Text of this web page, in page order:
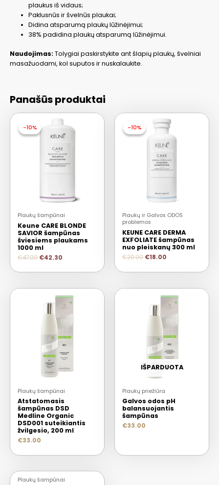
plaukus iš vidaus;
Paklusnūs ir švelnūs plaukai;
Didina atsparumą plaukų lūžinėjimui;
38% padidina plaukų atsparumą lūžinėjimui.
Naudojimas:Tolygiai paskirstykite ant šlapių plaukų, švelniai
masažuodami, kol suputos ir nuskalaukite.
Panašūs produktai
-10%
-10%
Plaukų šampūnai
Keune CARE BLONDE
SAVIOR šampūnas
šviesiems plaukams
1000 ml
€47.00 €42.30
-10%
-10%
Plaukų ir Galvos ODOS
problemos
KEUNE CARE DERMA
EXFOLIATE šampūnas
nuo pleiskanų 300 ml
€20.00 €18.00
Plaukų šampūnai
Atstatomasis
šampūnas DSD
Medline Organic
DSD001 suteikiantis
žvilgesio, 200 ml
€33.00
IŠPARDUOTA
Plaukų priežiūra
Galvos odos pH
balansuojantis
šampūnas
€33.00
IŠPARDUOTA
Plaukų šampūnai